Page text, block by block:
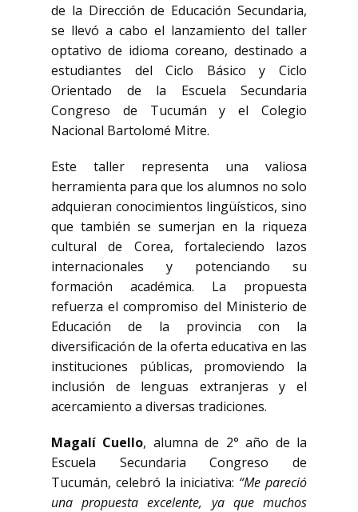
de la Dirección de Educación Secundaria,
se llevó a cabo el lanzamiento del taller
optativo de idioma coreano, destinado a
estudiantes del Ciclo Básico y Ciclo
Orientado de la Escuela Secundaria
Congreso de Tucumán y el Colegio
Nacional Bartolomé Mitre.
Este taller representa una valiosa
herramienta para que los alumnos no solo
adquieran conocimientos lingüísticos, sino
que también se sumerjan en la riqueza
cultural de Corea, fortaleciendo lazos
internacionales y potenciando su
formación académica. La propuesta
refuerza el compromiso del Ministerio de
Educación de la provincia con la
diversificación de la oferta educativa en las
instituciones públicas, promoviendo la
inclusión de lenguas extranjeras y el
acercamiento a diversas tradiciones.
Magalí Cuello, alumna de 2° año de la
Escuela Secundaria Congreso de
Tucumán, celebró la iniciativa: “Me pareció
una propuesta excelente, ya que muchos